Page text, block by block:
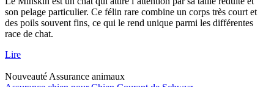
son pelage particulier. Ce félin rare combine un corps très court et
des poils souvent fins, ce qui le rend unique parmi les différentes
race de chat.
Lire
Nouveauté Assurance animaux